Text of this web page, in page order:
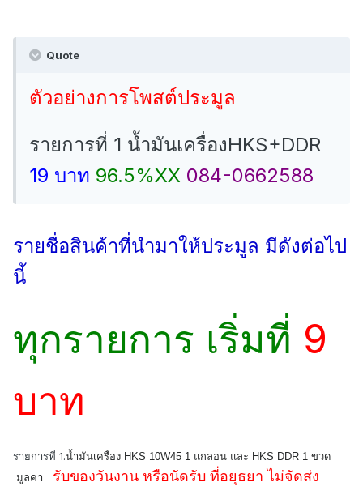
Quote
ตัวอย่างการโพสต์ประมูล
รายการที่ 1 น้ำมันเครื่องHKS+DDR
19 บาท 96.5%XX 084-0662588
รายชื่อสินค้าที่นำมาให้ประมูล มีดังต่อไป
นี้
ทุกรายการ เริ่มที่ 9
บาท
รายการที่ 1.น้ำมันเครื่อง HKS 10W45 1 แกลอน และ HKS DDR 1 ขวด
มูลค่า รับของวันงาน หรือนัดรับ ที่อยุธยา ไม่จัดส่ง